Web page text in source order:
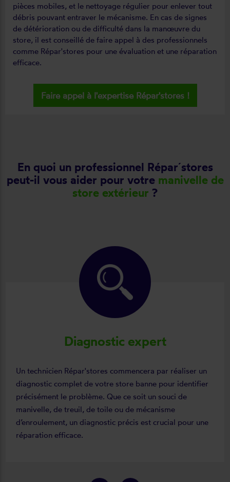
pièces mobiles, et le nettoyage régulier pour enlever tout
débris pouvant entraver le mécanisme. En cas de signes
de détérioration ou de difficulté dans la manœuvre du
store, il est conseillé de faire appel à des professionnels
comme Répar'stores pour une évaluation et une réparation
efficace.
Faire appel à l'expertise Répar'stores !
En quoi un professionnel Répar´stores
peut-il vous aider pour votre manivelle de
store extérieur ?
Diagnostic expert
Un technicien Répar'stores commencera par réaliser un
diagnostic complet de votre store banne pour identifier
précisément le problème. Que ce soit un souci de
manivelle, de treuil, de toile ou de mécanisme
d’enroulement, un diagnostic précis est crucial pour une
réparation efficace.